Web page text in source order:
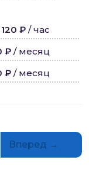
120 ₽ / час
₽ / месяц
₽ / месяц
Вперед →